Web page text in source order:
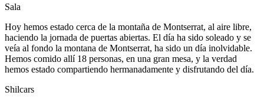
Sala
Hoy hemos estado cerca de la montaña de Montserrat, al aire libre,
haciendo la jornada de puertas abiertas. El día ha sido soleado y se
veía al fondo la montana de Montserrat, ha sido un día inolvidable.
Hemos comido allí 18 personas, en una gran mesa, y la verdad
hemos estado compartiendo hermanadamente y disfrutando del día.
Shilcars